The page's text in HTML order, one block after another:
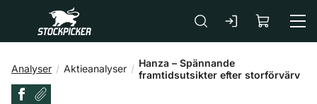
Gå till huvudinnehåll
Analyser Aktieanalyser
Hanza – Spännande
framtidsutsikter efter storförvärv